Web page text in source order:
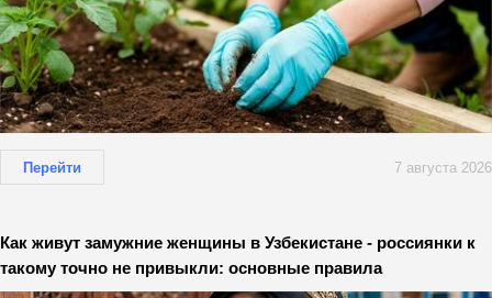
Перейти 7 августа 2026
Как живут замужние женщины в Узбекистане - россиянки к
такому точно не привыкли: основные правила